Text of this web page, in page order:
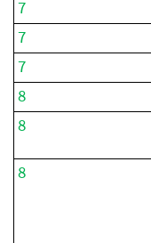
7
7
7
8
8
8